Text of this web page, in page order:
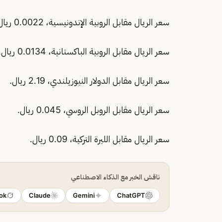
سعر الريال مقابل الروبية الإندونيسية، 0.0022 ريال.
سعر الريال مقابل الروبية الباكستانية، 0.0134 ريال.
سعر الريال مقابل الدولار النيوزيلندي، 2.19 ريال.
سعر الريال مقابل الروبل الروسي، 0.045 ريال.
سعر الريال مقابل الليرة التركية، 0.09 ريال.
ناقش الخبر مع الذكاء الاصطناعي
ChatGPT
Gemini
Claude